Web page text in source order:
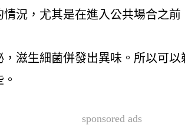
況，尤其是在進入公共場合之前
滋生細菌併發出異味。所以可以
sponsored ads